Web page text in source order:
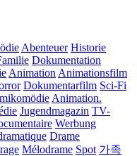
Abenteuer Historie
Dokumentation
Animation Animationsfilm
Dokumentarfilm Sci-Fi
Animation.
Jugendmagazin TV-
Werbung
Drame
Mélodrame Spot 가족